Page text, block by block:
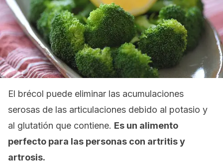
El brécol puede eliminar las acumulaciones
serosas de las articulaciones debido al potasio y
al glutatión que contiene. Es un alimento
perfecto para las personas con artritis y
artrosis.